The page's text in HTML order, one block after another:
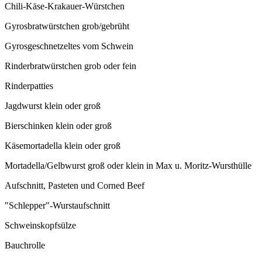
Chili-Käse-Krakauer-Würstchen
Gyrosbratwürstchen grob/gebrüht
Gyrosgeschnetzeltes vom Schwein
Rinderbratwürstchen grob oder fein
Rinderpatties
Jagdwurst klein oder groß
Bierschinken klein oder groß
Käsemortadella klein oder groß
Mortadella/Gelbwurst groß oder klein in Max u. Moritz-Wursthülle
Aufschnitt, Pasteten und Corned Beef
"Schlepper"-Wurstaufschnitt
Schweinskopfsülze
Bauchrolle